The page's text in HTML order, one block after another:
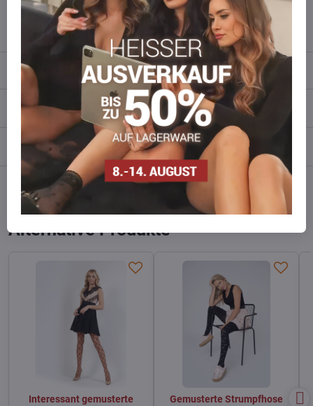
info​​@everlady​​.eu
Beschreibung
Bewertungen
Diskussion 0
Facebook Reddit WhatsApp
Alternative Produkte
Interessant gemusterte
Gemusterte Strumpfhose